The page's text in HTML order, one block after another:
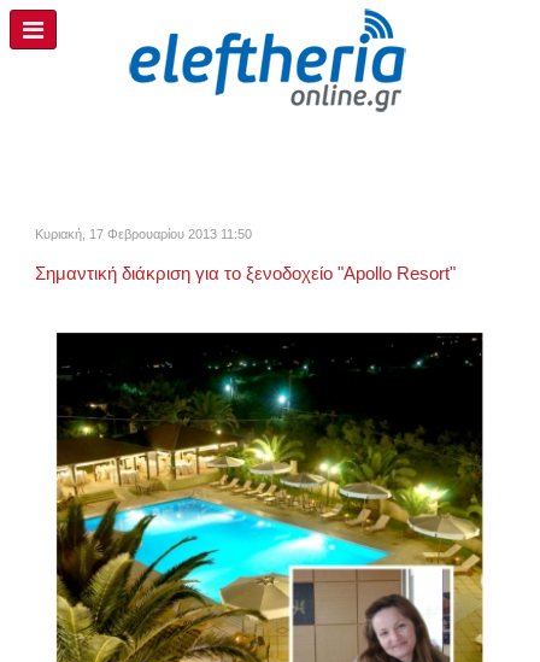
Κυριακή, 17 Φεβρουαρίου 2013 11:50
Σημαντική διάκριση για το ξενοδοχείο "Apollo Resort"